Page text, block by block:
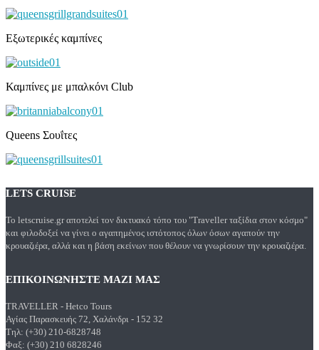
Εξωτερικές καμπίνες
Καμπίνες με μπαλκόνι Club
Queens Σουΐτες
LETS CRUISE
Το letscruise.gr αποτελεί τον δικτυακό τόπο του "Traveller ταξίδια στον κόσμο"
και φιλοδοξεί να γίνει ο αγαπημένος ιστότοπος όλων όσων αγαπούν την
κρουαζιέρα, αλλά και η βάση εκείνων που θέλουν να γνωρίσουν την κρουαζιέρα.
ΕΠΙΚΟΙΝΩΝΗΣΤΕ ΜΑΖΙ ΜΑΣ
TRAVELLER - Hetco Tours
Αγίας Παρασκευής 72, Χαλάνδρι - 152 32
Τηλ: (+30) 210-6828748
Φαξ: (+30) 210 6828246